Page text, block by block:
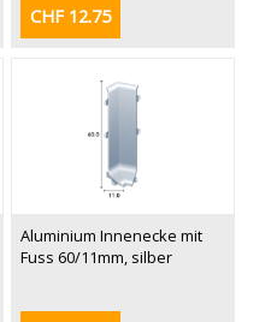
CHF 12.75
Aluminium Innenecke mit
Fuss 60/11mm, silber